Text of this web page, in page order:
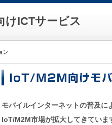
けICTサービス
ン
モバイルインターネットの普及に
IoT/M2M市場が拡大してきていま